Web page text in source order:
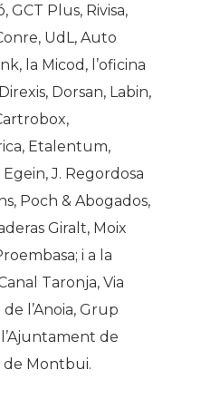
GCT Plus, Rivisa,
UdL, Auto
la Micod, l’oficina
Dorsan, Labin,
Etalentum,
J. Regordosa
Poch & Abogados,
Giralt, Moix
i a la
Taronja, Via
l’Anoia, Grup
l’Ajuntament de
de Montbui.